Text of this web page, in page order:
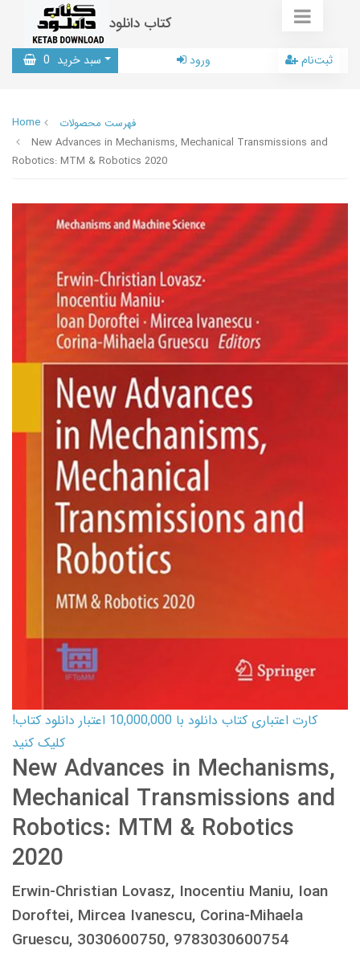
کتاب دانلود
سبد خرید 0 ورود ثبت‌نام
Home
فهرست محصولات
New Advances in Mechanisms, Mechanical Transmissions and
Robotics: MTM & Robotics 2020
کارت اعتباری کتاب دانلود با 10,000,000 اعتبار دانلود کتاب!
کلیک کنید
New Advances in Mechanisms,
Mechanical Transmissions and
Robotics: MTM & Robotics
2020
Erwin-Christian Lovasz, Inocentiu Maniu, Ioan
Doroftei, Mircea Ivanescu, Corina-Mihaela
Gruescu, 3030600750, 9783030600754